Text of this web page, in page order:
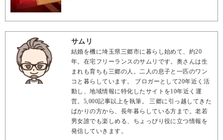
サムリ
結婚を機に埼玉県三郷市に暮らし始めて、約20
年。在宅フリーランスのサムリです。奥さんは生
まれも育ちも三郷の人。二人の息子と一匹のワン
コと暮らしています。 ブロガーとして20年近く活
動し、地域情報に特化したサイトを10年近く運
営。5,000記事以上を執筆。 三郷に引っ越してきた
ばかりの方から、長年暮らしている方まで。老若
男女誰でも楽しめる、ちょっぴり役に立つ情報を
発信していきます。